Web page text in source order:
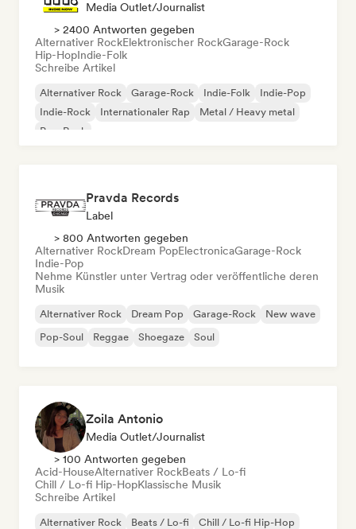
Media Outlet/Journalist
> 2400 Antworten gegeben
Alternativer RockElektronischer RockGarage-Rock
Hip-HopIndie-Folk
Schreibe Artikel
Alternativer Rock Garage-Rock Indie-Folk
Indie-Pop
Indie-Rock
Internationaler Rap
Metal / Heavy metal
Pop-Rock
Pravda Records
Label
> 800 Antworten gegeben
Alternativer RockDream PopElectronicaGarage-Rock
Indie-Pop
Nehme Künstler unter Vertrag oder veröffentliche deren
Musik
Alternativer Rock Dream Pop Garage-Rock
New wave
Pop-Soul
Reggae Shoegaze Soul
Zoila Antonio
Media Outlet/Journalist
> 100 Antworten gegeben
Acid-HouseAlternativer RockBeats / Lo-fi
Chill / Lo-fi Hip-HopKlassische Musik
Schreibe Artikel
Alternativer Rock Beats / Lo-fi
Chill / Lo-fi Hip-Hop